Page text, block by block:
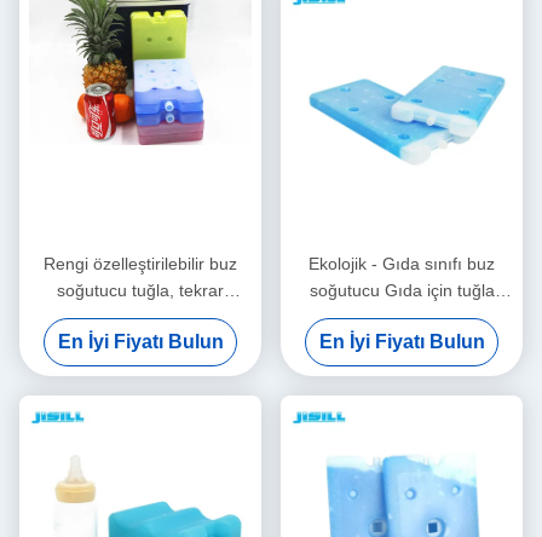
Rengi özelleştirilebilir buz
soğutucu tuğla, tekrar
kullanılabilir gel soğutucu
dondurma için dondurma için
dondurma
En İyi Fiyatı Bulun
Ekolojik - Gıda sınıfı buz
soğutucu Gıda için tuğla
Gıda için uzun süreli nakliye
Dondurulmuş
En İyi Fiyatı Bulun